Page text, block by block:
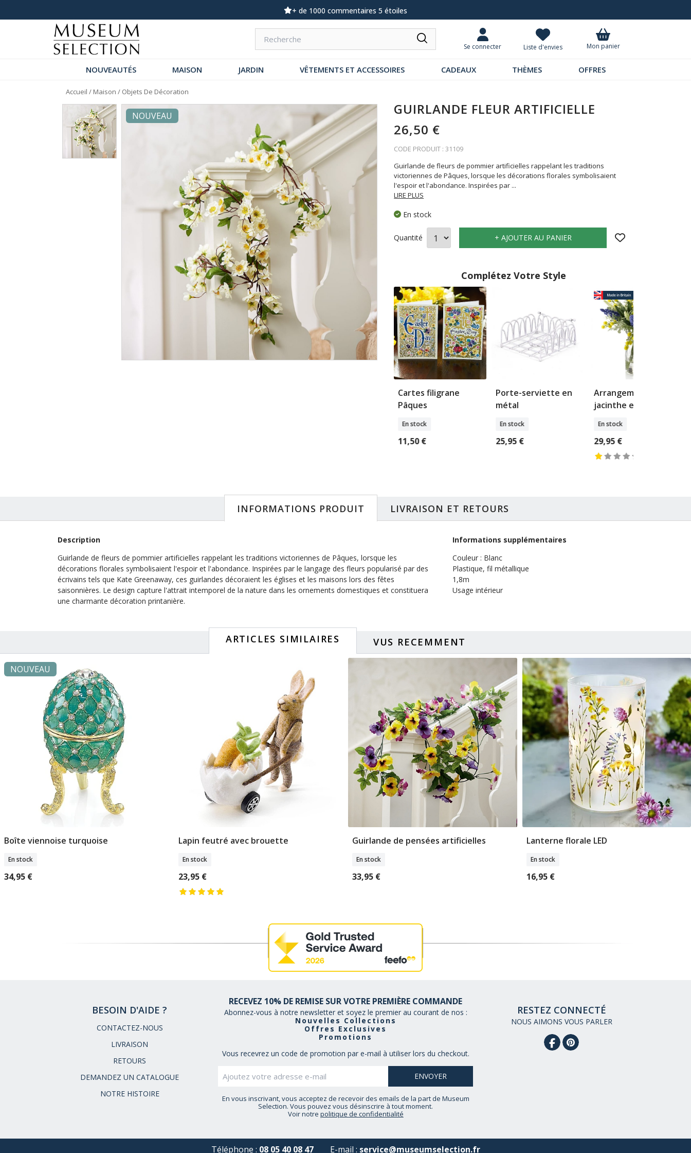
+ de 1000 commentaires 5 étoiles
Se connecter Liste d'envies Mon panier
NOUVEAUTÉS MAISON JARDIN VÊTEMENTS ET ACCESSOIRES CADEAUX THÈMES OFFRES
Accueil / Maison / Objets De Décoration
NOUVEAU
GUIRLANDE FLEUR ARTIFICIELLE
26,50 €
CODE PRODUIT : 31109
Guirlande de fleurs de pommier artificielles rappelant les traditions
victoriennes de Pâques, lorsque les décorations florales symbolisaient
l'espoir et l'abondance. Inspirées par ...
LIRE PLUS
En stock
Quantité
Complétez Votre Style
Cartes filigrane
Pâques
En stock
11,50 €
Porte-serviette en
métal
En stock
25,95 €
Arrangement
jacinthe et mimosa
En stock
29,95 €
INFORMATIONS PRODUIT
Description
Guirlande de fleurs de pommier artificielles rappelant les traditions victoriennes de Pâques, lorsque les
décorations florales symbolisaient l'espoir et l'abondance. Inspirées par le langage des fleurs popularisé par des
écrivains tels que Kate Greenaway, ces guirlandes décoraient les églises et les maisons lors des fêtes
saisonnières. Le design capture l'attrait intemporel de la nature dans les ornements domestiques et constituera
une charmante décoration printanière.
Informations supplémentaires
Couleur : Blanc
Plastique, fil métallique
1,8m
Usage intérieur
LIVRAISON ET RETOURS
ARTICLES SIMILAIRES VUS RECEMMENT
NOUVEAU
Ajouter Au Panier
Boîte viennoise turquoise
En stock
34,95 €
Ajouter Au Panier
Lapin feutré avec brouette
En stock
23,95 €
Ajouter Au Panier
Guirlande de pensées artificielles
En stock
33,95 €
Ajouter Au Panier
Lanterne florale LED
En stock
16,95 €
RECEVEZ 10% DE REMISE SUR VOTRE PREMIÈRE COMMANDE
Abonnez-vous à notre newsletter et soyez le premier au courant de nos :
Nouvelles Collections
Offres Exclusives
Promotions
Vous recevrez un code de promotion par e-mail à utiliser lors du checkout.
En vous inscrivant, vous acceptez de recevoir des emails de la part de Museum
Selection. Vous pouvez vous désinscrire à tout moment.
Voir notre politique de confidentialité
RESTEZ CONNECTÉ
NOUS AIMONS VOUS PARLER
BESOIN D'AIDE ?
CONTACTEZ-NOUS
LIVRAISON
RETOURS
DEMANDEZ UN CATALOGUE
NOTRE HISTOIRE
Téléphone : 08 05 40 08 47 E-mail : service@museumselection.fr